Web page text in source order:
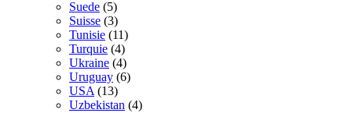
Suede (5)
Suisse (3)
Tunisie (11)
Turquie (4)
Ukraine (4)
Uruguay (6)
USA (13)
Uzbekistan (4)